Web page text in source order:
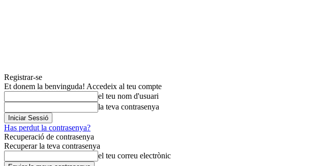
Registrar-se
Et donem la benvinguda! Accedeix al teu compte
el teu nom d'usuari
la teva contrasenya
Has perdut la contrasenya?
Recuperació de contrasenya
Recuperar la teva contrasenya
el teu correu electrònic